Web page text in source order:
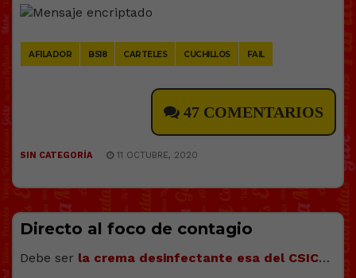
AFILADOR BS18 CARTELES CUCHILLOS FAIL
47 COMENTARIOS
SIN CATEGORÍA 11 OCTUBRE, 2020
Directo al foco de contagio
Debe ser la crema desinfectante esa del CSIC…